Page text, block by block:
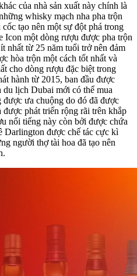
của nhà sản xuất này chính là
whisky mạch nha pha trộn
tạo nên một sự đột phá trong
một dòng rượu được pha trộn
nhất từ 25 năm tuổi trở nên đảm
hòa trộn một cách tốt nhất và
cho dòng rượu đặc biệt trong
hành từ 2015, ban đầu được
lịch Dubai mới có thể mua
ưa chuộng do đó đã được
phát triển rộng rãi trên khắp
nổi tiếng này còn bởi được chứa
Darlington được chế tác cực kì
người thợ tài hoa đã tạo nên